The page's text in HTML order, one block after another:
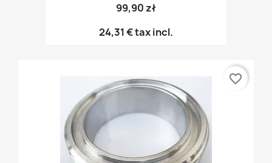
99,90 zł
24,31 €tax incl.
favorite_border